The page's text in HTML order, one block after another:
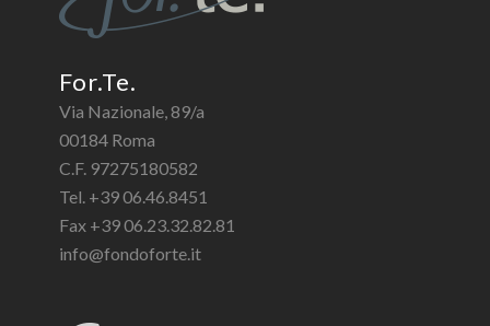
For.Te.
Via Nazionale, 89/a
00184 Roma
C.F. 97275180582
Tel. +39 06.46.8451
Fax +39 06.23.32.82.81
info@fondoforte.it